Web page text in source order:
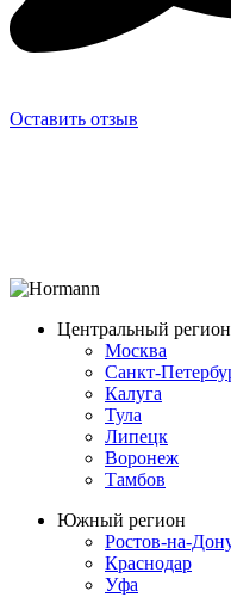
Оставить отзыв
Центральный регион
Москва
Санкт-
Калуга
Тула
Липецк
Воронеж
Тамбов
Южный регион
Ростов-на-
Краснодар
Уфа